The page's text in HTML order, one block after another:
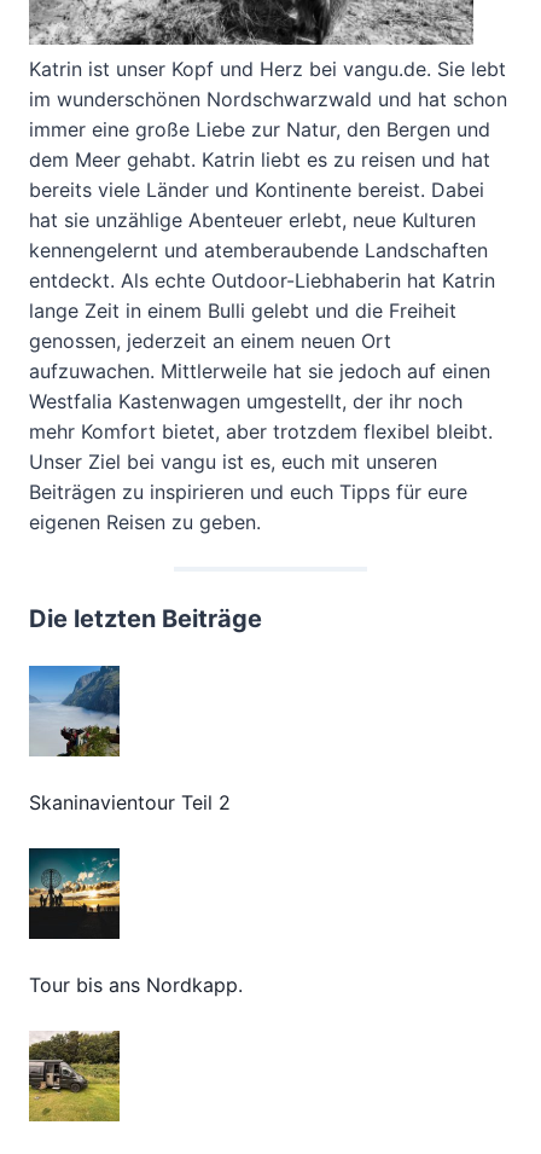
Katrin ist unser Kopf und Herz bei vangu.de. Sie lebt
im wunderschönen Nordschwarzwald und hat schon
immer eine große Liebe zur Natur, den Bergen und
dem Meer gehabt. Katrin liebt es zu reisen und hat
bereits viele Länder und Kontinente bereist. Dabei
hat sie unzählige Abenteuer erlebt, neue Kulturen
kennengelernt und atemberaubende Landschaften
entdeckt. Als echte Outdoor-Liebhaberin hat Katrin
lange Zeit in einem Bulli gelebt und die Freiheit
genossen, jederzeit an einem neuen Ort
aufzuwachen. Mittlerweile hat sie jedoch auf einen
Westfalia Kastenwagen umgestellt, der ihr noch
mehr Komfort bietet, aber trotzdem flexibel bleibt.
Unser Ziel bei vangu ist es, euch mit unseren
Beiträgen zu inspirieren und euch Tipps für eure
eigenen Reisen zu geben.
Die letzten Beiträge
Skaninavientour Teil 2
Tour bis ans Nordkapp.